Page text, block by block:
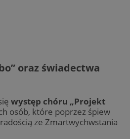
oraz świadectwa
występ chóru „Projekt
osób, które poprzez śpiew
ze Zmartwychwstania